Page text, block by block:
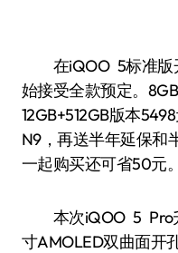
在iQOO 5标准版
始接受全款预定。
12GB+512GB版本
N9，再送半年延保和
一起购买还可省50元。
本次iQOO 5 Pro
寸AMOLED双曲面开